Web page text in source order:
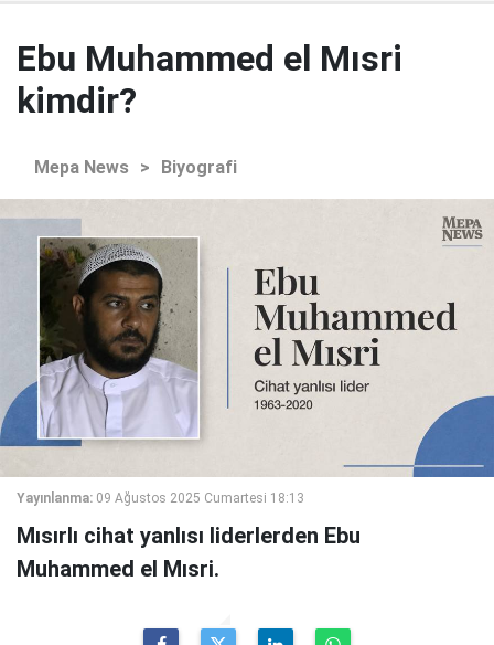
Ebu Muhammed el Mısri
kimdir?
Mepa News > Biyografi
Yayınlanma: 09 Ağustos 2025 Cumartesi 18:13
Mısırlı cihat yanlısı liderlerden Ebu
Muhammed el Mısri.